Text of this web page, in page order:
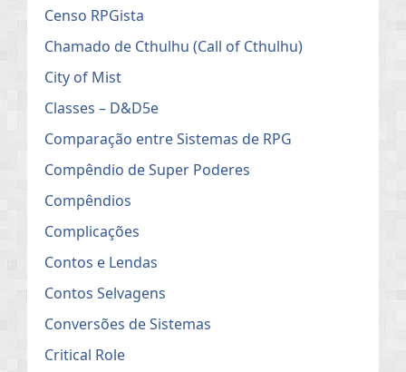
Censo RPGista
Chamado de Cthulhu (Call of Cthulhu)
City of Mist
Classes – D&D5e
Comparação entre Sistemas de RPG
Compêndio de Super Poderes
Compêndios
Complicações
Contos e Lendas
Contos Selvagens
Conversões de Sistemas
Critical Role